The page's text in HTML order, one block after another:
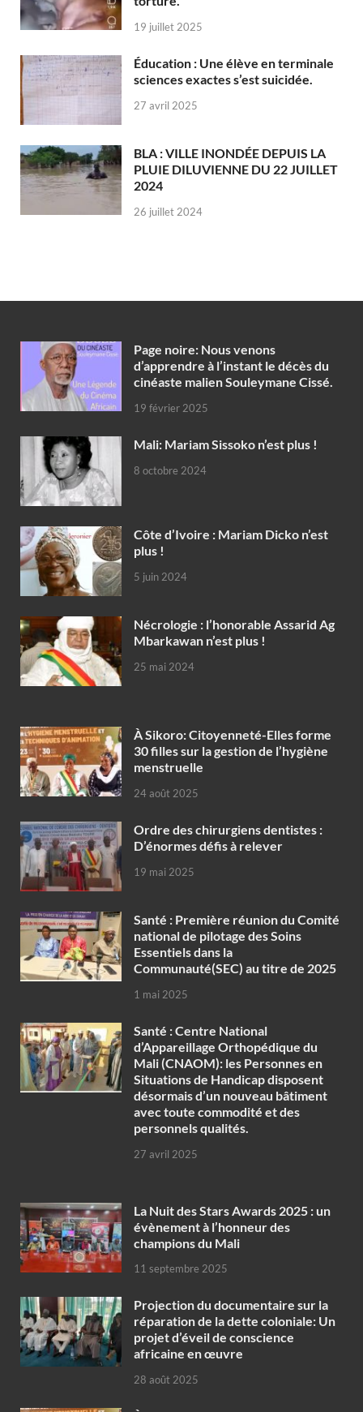
19 juillet 2025
Éducation : Une élève en terminale
sciences exactes s’est suicidée.
27 avril 2025
BLA : VILLE INONDÉE DEPUIS LA
PLUIE DILUVIENNE DU 22 JUILLET
2024
26 juillet 2024
Page noire: Nous venons
d’apprendre à l’instant le décès du
cinéaste malien Souleymane Cissé.
19 février 2025
Mali: Mariam Sissoko n’est plus !
8 octobre 2024
Côte d’Ivoire : Mariam Dicko n’est
plus !
5 juin 2024
Nécrologie : l’honorable Assarid Ag
Mbarkawan n’est plus !
25 mai 2024
À Sikoro: Citoyenneté-Elles forme
30 filles sur la gestion de l’hygiène
menstruelle
24 août 2025
Ordre des chirurgiens dentistes :
D’énormes défis à relever
19 mai 2025
Santé : Première réunion du Comité
national de pilotage des Soins
Essentiels dans la
Communauté(SEC) au titre de 2025
1 mai 2025
Santé : Centre National
d’Appareillage Orthopédique du
Mali (CNAOM): les Personnes en
Situations de Handicap disposent
désormais d’un nouveau bâtiment
avec toute commodité et des
personnels qualités.
27 avril 2025
‎La Nuit des Stars Awards 2025 : un
évènement à l’honneur des
champions du Mali
11 septembre 2025
Projection du documentaire sur la
réparation de la dette coloniale: Un
projet d’éveil de conscience
africaine en œuvre‎
28 août 2025